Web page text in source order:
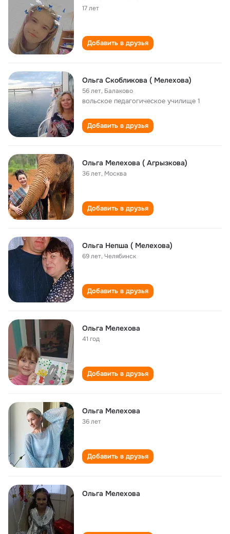
17 лет
Добавить в друзья
Ольга Скобликова ( Мелехова)
56 лет, Балаково
вольское педагогическое училище 1
Добавить в друзья
Ольга Мелехова ( Агрызкова)
36 лет, Москва
Добавить в друзья
Ольга Непша ( Мелехова)
69 лет,Челябинск
Добавить в друзья
Ольга Мелехова
41 год
Добавить в друзья
Ольга Мелехова
36 лет
Добавить в друзья
Ольга Мелехова